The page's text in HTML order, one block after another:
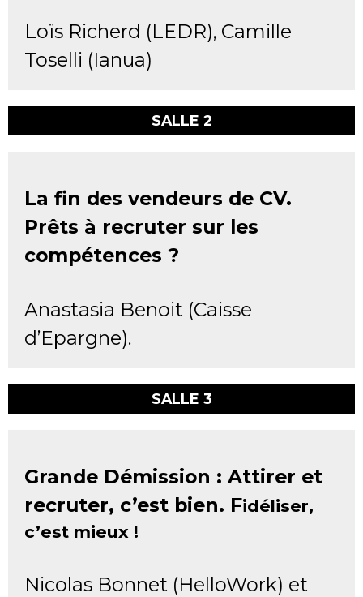
Loïs Richerd (LEDR), Camille
Toselli (Ianua)
SALLE 2
La fin des vendeurs de CV.
Prêts à recruter sur les
compétences ?
Anastasia Benoit (Caisse
d’Epargne).
SALLE 3
Grande Démission : Attirer et
recruter, c’est bien. Fidéliser,
c’est mieux !
Nicolas Bonnet (HelloWork) et